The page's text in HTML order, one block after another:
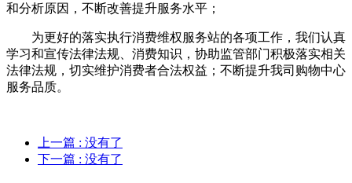
和分析原因，不断改善提升服务水平；
为更好的落实执行消费维权服务站的各项工作，我们认真
学习和宣传法律法规、消费知识，协助监管部门积极落实相关
法律法规，切实维护消费者合法权益；不断提升我司购物中心
服务品质。
上一篇 : 没有了
下一篇 : 没有了